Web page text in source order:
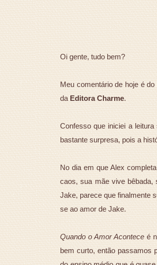
Oi gente, tudo bem?
Meu comentário de hoje é
daEditora Charme.
Confesso que iniciei a
bastante surpresa, pois a
No dia em que Alex
caos, sua mãe vive bêbada,
Jake, parece que finalmente
se ao amor de Jake.
Quando o Amor Aconteceé
bem curto, então passamos